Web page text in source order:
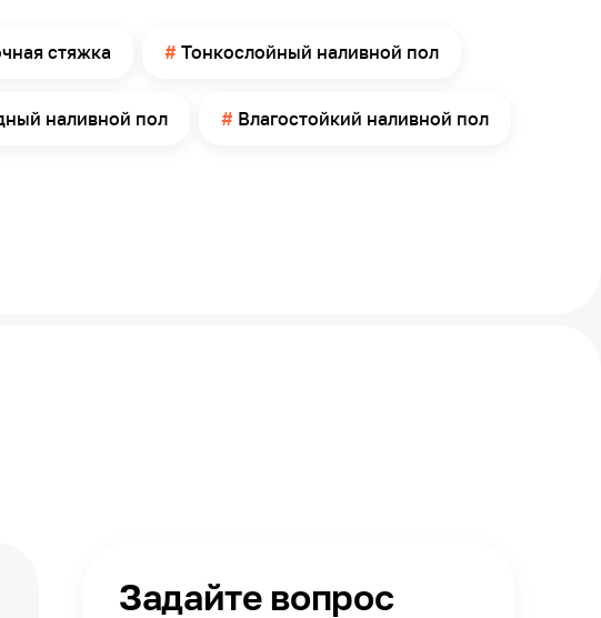
стяжка Тонкослойный наливной пол
наливной пол Влагостойкий наливной пол
Задайте вопрос